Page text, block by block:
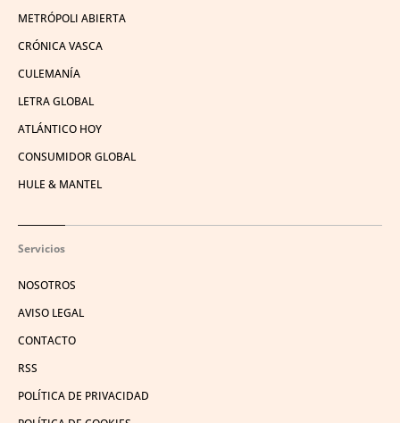
METRÓPOLI ABIERTA
CRÓNICA VASCA
CULEMANÍA
LETRA GLOBAL
ATLÁNTICO HOY
CONSUMIDOR GLOBAL
HULE & MANTEL
Servicios
NOSOTROS
AVISO LEGAL
CONTACTO
RSS
POLÍTICA DE PRIVACIDAD